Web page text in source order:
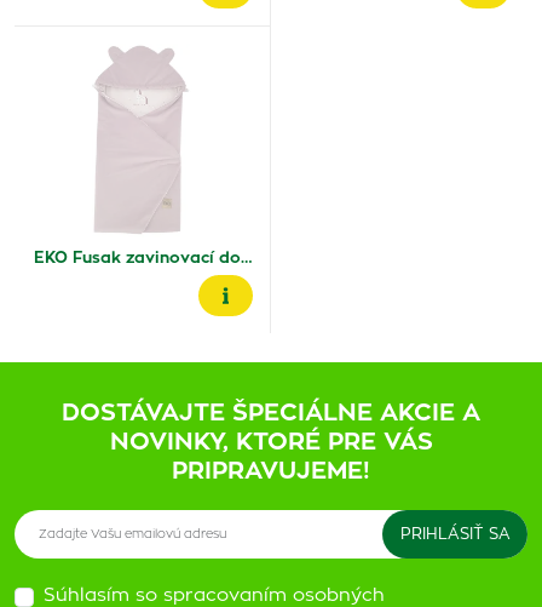
EKO Fusak zavinovací do…
DOSTÁVAJTE ŠPECIÁLNE AKCIE A
NOVINKY, KTORÉ PRE VÁS
PRIPRAVUJEME!
Súhlasím so spracovaním osobných